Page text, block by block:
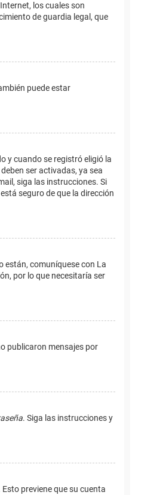
los cuales son
de guardia legal, que
puede estar
y cuando se registró eligió la
ser activadas, ya sea
siga las instrucciones. Si
seguro de que la dirección
están, comuníquese con La
por lo que necesitaría ser
publicaron mensajes por
. Siga las instrucciones y
previene que su cuenta